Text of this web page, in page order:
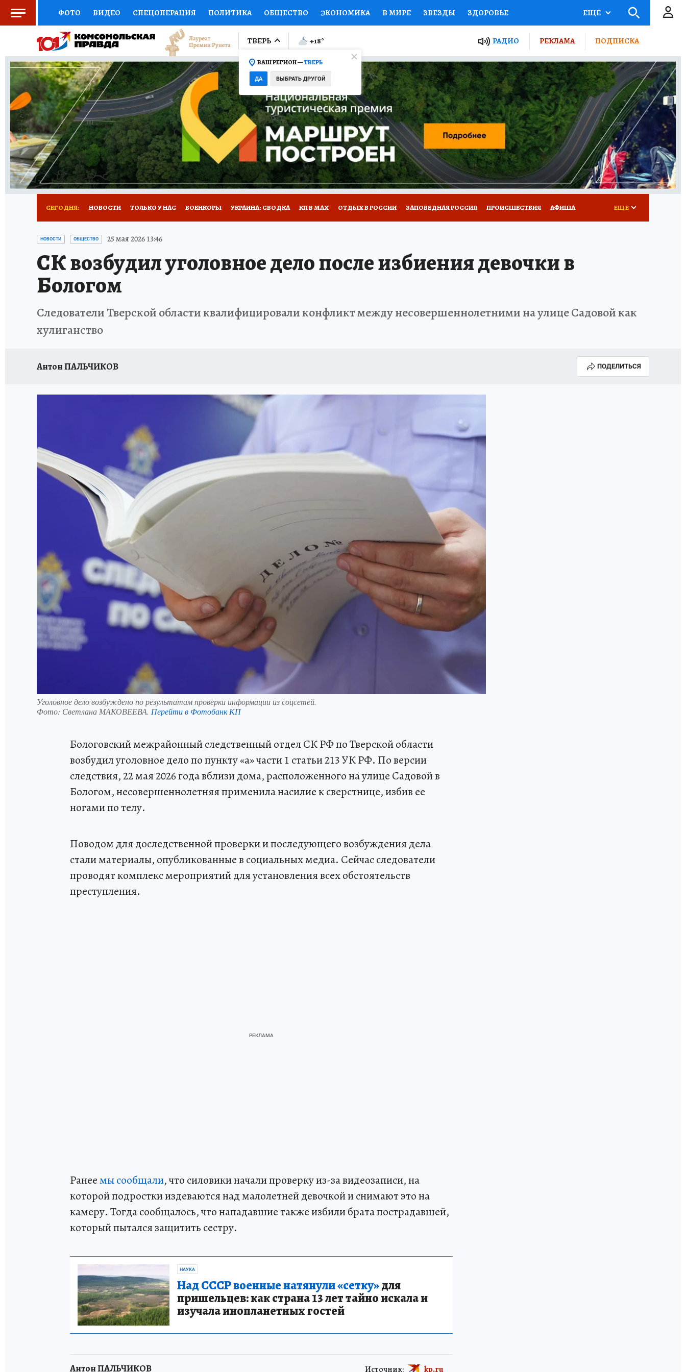
ФОТО ВИДЕО СПЕЦОПЕРАЦИЯ ПОЛИТИКА ОБЩЕСТВО ЭКОНОМИКА В МИРЕ ЗВЕЗДЫ ЗДОРОВЬЕ
СОЦПОДДЕРЖКА НАУКА СПОРТ КОЛУМНИСТЫ ПРОИСШЕСТВИЯ НАЦИОНАЛЬНЫЕ ПРОЕКТЫ РОССИИ
ВЫБОР ЭКСПЕРТОВ ДОКТОР ФИНАНСЫ ОТКРЫВАЕМ МИР Я ЗНАЮ СЕМЬЯ ЖЕНСКИЕ СЕКРЕТЫ ПУТЕВОДИТЕЛЬ
КНИЖНАЯ ПОЛКА ПРОГНОЗЫ НА СПОРТ ПРОМОКОДЫ СЕРИАЛЫ СПЕЦПРОЕКТЫ ДЕФИЦИТ ЖЕЛЕЗА ТУРИЗМ
ПРЕСС-ЦЕНТР НЕДВИЖИМОСТЬ ТЕЛЕВИЗОР КОЛЛЕКЦИИ КОНКУРСЫ РАБОТА У НАС ГИД ПОТРЕБИТЕЛЯ ВСЕ О КП
РАДИО КП РЕКЛАМА ТЕСТЫ НОВОЕ НА САЙТЕ
ЕЩЕ
ТВЕРЬ
ВАШ РЕГИОН —ТВЕРЬ
ДА ВЫБРАТЬ ДРУГОЙ
+18° РАДИО РЕКЛАМА ПОДПИСКА
СЕГОДНЯ: НОВОСТИ ТОЛЬКО У НАС ВОЕНКОРЫ УКРАИНА: СВОДКА КП В МАХ ОТДЫХ В РОССИИ ЗАПОВЕДНАЯ РОССИЯ ПРОИСШЕСТВИЯ АФИША
ИСПЫТАНО НА СЕБЕ
ЕЩЕ
НОВОСТИ ОБЩЕСТВО 25 мая 2026 13:46
СК возбудил уголовное дело после избиения девочки в
Бологом
Следователи Тверской области квалифицировали конфликт между несовершеннолетними на улице Садовой как
хулиганство
Антон ПАЛЬЧИКОВ ПОДЕЛИТЬСЯ
Уголовное дело возбуждено по результатам проверки информации из соцсетей.
Фото: Светлана МАКОВЕЕВА. Перейти в Фотобанк КП
Бологовский межрайонный следственный отдел СК РФ по Тверской области
возбудил уголовное дело по пункту «а» части 1 статьи 213 УК РФ. По версии
следствия, 22 мая 2026 года вблизи дома, расположенного на улице Садовой в
Бологом, несовершеннолетняя применила насилие к сверстнице, избив ее
ногами по телу.
Поводом для доследственной проверки и последующего возбуждения дела
стали материалы, опубликованные в социальных медиа. Сейчас следователи
проводят комплекс мероприятий для установления всех обстоятельств
преступления.
Ранеемы сообщали, что силовики начали проверку из-за видеозаписи, на
которой подростки издеваются над малолетней девочкой и снимают это на
камеру. Тогда сообщалось, что нападавшие также избили брата пострадавшей,
который пытался защитить сестру.
НАУКА
Над СССР военные натянули «сетку»для
пришельцев: как страна 13 лет тайно искала и
изучала инопланетных гостей
Антон ПАЛЬЧИКОВ Источник: kp.ru